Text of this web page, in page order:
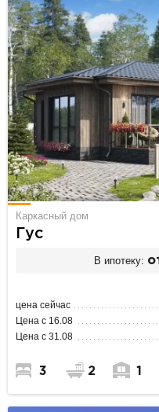
Каркасный дом
Гус
В ипотеку:
цена сейчас
Цена с 16.08
Цена с 31.08
3 2 1